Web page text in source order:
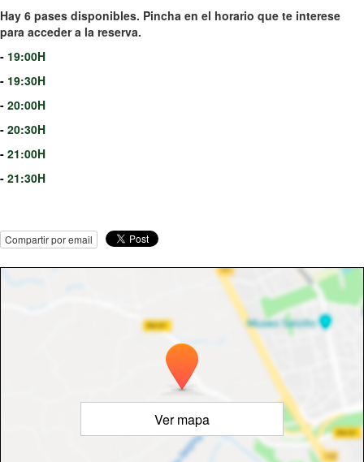
Hay 6 pases disponibles. Pincha en el horario que te interese
para acceder a la reserva.
- 19:00H
- 19:30H
- 20:00H
- 20:30H
- 21:00H
- 21:30H
Compartir por email
Ver mapa